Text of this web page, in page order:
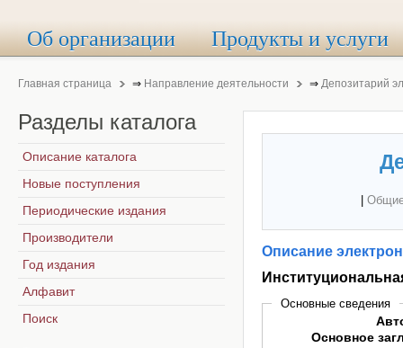
Об организации Продукты и услуги
Главная страница ⇒ Направление деятельности ⇒ Депозитарий
Описание
Основные сведения
Основное
Разделы каталога
Описание каталога
Новые поступления
Периодические издания
Производители
Год издания
Алфавит
Поиск